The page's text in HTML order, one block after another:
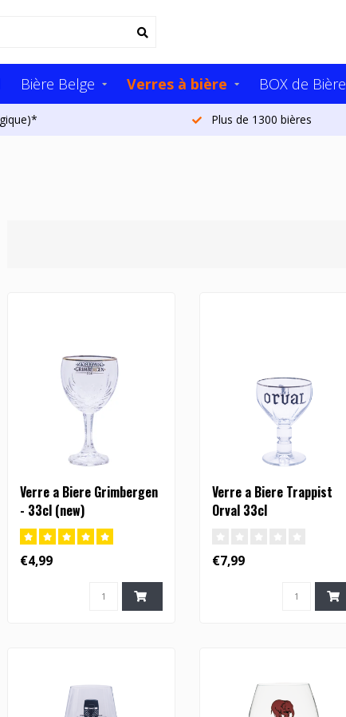
Bière Belge Verres à bière BOX de Bière
Plus de 20.000 clients par an
Verre a Biere Grimbergen
- 33cl (new)
€4,99
Verre a Biere Trappist
Orval 33cl
€7,99